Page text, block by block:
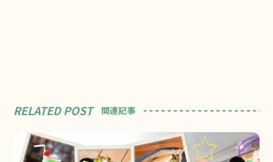
RELATED POST 関連記事